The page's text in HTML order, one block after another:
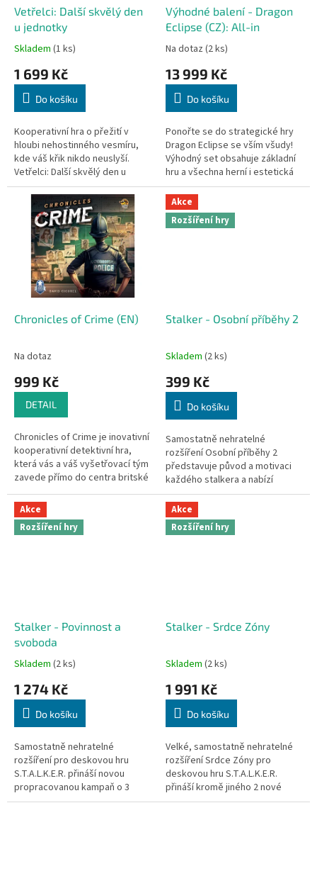
Vetřelci: Další skvělý den
u jednotky
Skladem (1 ks)
1 699 Kč
Do košíku
Kooperativní hra o přežití v
hloubi nehostinného vesmíru,
kde váš křik nikdo neuslyší.
Vetřelci: Další skvělý den u
jednotky je akční kooperativní
desková hra na motivy...
Výhodné balení - Dragon
Eclipse (CZ): All-in
Na dotaz (2 ks)
13 999 Kč
Do košíku
Ponořte se do strategické hry
Dragon Eclipse se vším všudy!
Výhodný set obsahuje základní
hru a všechna herní i estetická
rozšíření.
Chronicles of Crime (EN)
Na dotaz
999 Kč
DETAIL
Chronicles of Crime je inovativní
kooperativní detektivní hra,
která vás a váš vyšetřovací tým
zavede přímo do centra britské
metropole. Čeká na vás celkem
pět rozmanitých...
Akce
Rozšíření hry
Stalker - Osobní příběhy 2
Skladem (2 ks)
399 Kč
Do košíku
Samostatně nehratelné
rozšíření Osobní příběhy 2
představuje původ a motivaci
každého stalkera a nabízí
hráčům hlubší příběhový
zážitek.
Akce
Rozšíření hry
Stalker - Povinnost a
svoboda
Skladem (2 ks)
1 274 Kč
Do košíku
Samostatně nehratelné
rozšíření pro deskovou hru
S.T.A.L.K.E.R. přináší novou
propracovanou kampaň o 3
misích. Zapojíte se do boje mezi
Akce
Rozšíření hry
Stalker - Srdce Zóny
Skladem (2 ks)
1 991 Kč
Do košíku
Velké, samostatně nehratelné
rozšíření Srdce Zóny pro
deskovou hru S.T.A.L.K.E.R.
přináší kromě jiného 2 nové
kampaně!